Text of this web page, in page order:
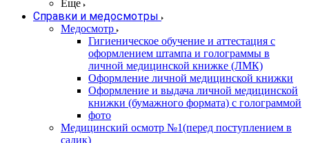
Еще
Справки и медосмотры
Медосмотр
Гигиеническое обучение и аттестация с
оформлением штампа и голограммы в
личной медицинской книжке (ЛМК)
Оформление личной медицинской книжки
Оформление и выдача личной медицинской
книжки (бумажного формата) с голограммой
фото
Медицинский осмотр №1(перед поступлением в
садик)